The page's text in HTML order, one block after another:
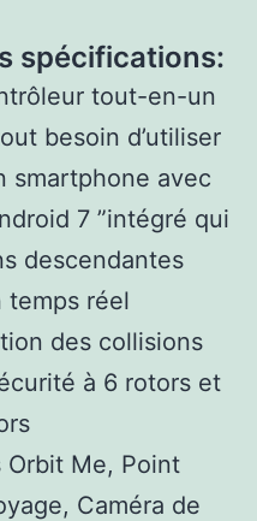
spécifications:
tout-en-un
besoin d’utiliser
smartphone avec
7 ”intégré qui
descendantes
temps réel
des collisions
à 6 rotors et
Orbit Me, Point
Caméra de